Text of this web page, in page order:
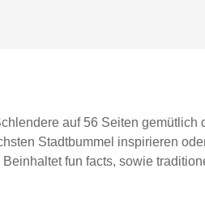
auf 56 Seiten
Stadtbummel inspirieren
fun facts, sowie